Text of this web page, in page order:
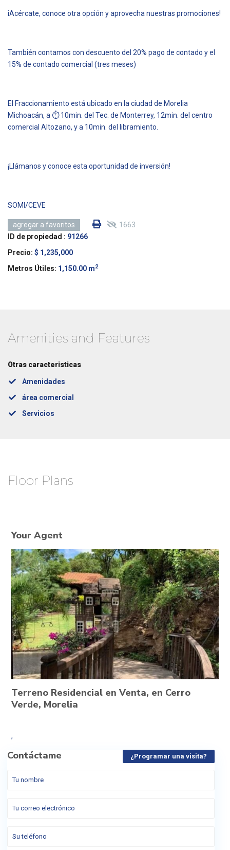
iAcércate, conoce otra opción y aprovecha nuestras promociones!
También contamos con descuento del 20% pago de contado y el
15% de contado comercial (tres meses)
El Fraccionamiento está ubicado en la ciudad de Morelia
Michoacán, a ⏱ 10min. del Tec. de Monterrey, 12min. del centro
comercial Altozano, y a 10min. del libramiento.
¡Llámanos y conoce esta oportunidad de inversión!
SOMI/CEVE
agregar a favoritos 1663
ID de propiedad : 91266
Precio: $ 1,235,000
Metros Útiles: 1,150.00 m2
Amenities and Features
Otras caracteristicas
Amenidades
área comercial
Servicios
Floor Plans
Your Agent
Terreno Residencial en Venta, en Cerro
Verde, Morelia
,
Contáctame ¿Programar una visita?